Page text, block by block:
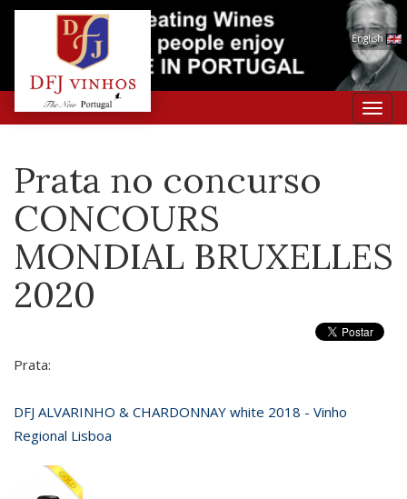
English
Prata no concurso
CONCOURS
MONDIAL BRUXELLES
2020
Prata:
DFJ ALVARINHO & CHARDONNAY white 2018 - Vinho
Regional Lisboa